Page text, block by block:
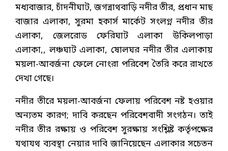
মধ্যবাজার, চাঁদনীঘাট, জগন্নাথবাড়ি নদীর তীর, প্রধান মাছ
বাজার এলাকা, সুরমা হকার্স মার্কেট সংলগ্ন নদীর তীর
এলাকা, জেলরোড ফেরিঘাট এলাকা উকিলপাড়া
এলাকা,, লঞ্চঘাট এলাকা, ষোলঘর নদীর তীর এলাকায়
ময়লা-আবর্জনা ফেলে নোংরা পরিবেশ তৈরি করে রাখতে
দেখা গেছে।
নদীর তীরে ময়লা-আবর্জনা ফেলায় পরিবেশ নষ্ট হওয়ার
অন্যতম কারণ; দাবি করছেন পরিবেশবাদী সংগঠন। তাই
নদীর তীর রক্ষায় ও পরিবেশ সুরক্ষায় সংশ্লিষ্ট কর্তৃপক্ষের
যথাযথ ব্যবস্থা নেয়ার দাবি জানিয়েছেন এলাকার সচেতন